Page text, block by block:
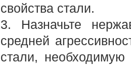
свойства стали.
3. Назначьте
средней
стали,